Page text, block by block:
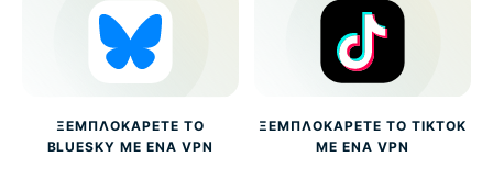
ΞΕΜΠΛΟΚΆΡΕΤΕ ΤΟ
BLUESKY ΜΕ ΈΝΑ VPN
ΞΕΜΠΛΟΚΆΡΕΤΕ ΤΟ TIKTOK
ΜΕ ΈΝΑ VPN